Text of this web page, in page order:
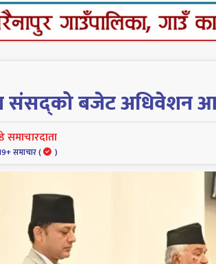
संसद्को बजेट अधिवेशन
समाचार ( )